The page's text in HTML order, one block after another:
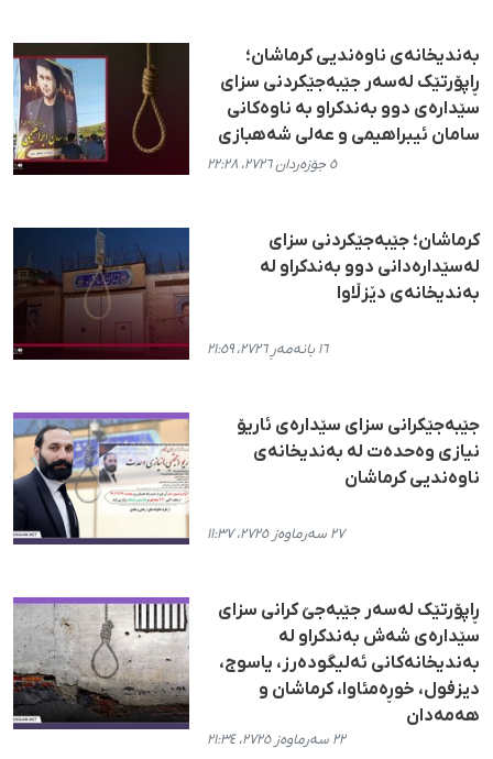
بەندیخانه‌ی ناوه‌ندیی کرماشان؛
ڕاپۆرتێک له‌سه‌ر جێبه‌جێکردنی سزای
سێداره‌ی دوو به‌ندکراو به ناوه‌کانی
سامان ئیبراهیمی و عه‌لی شه‌هبازی
٥ جۆزەردان ٢٧٢٦، ٢٢:٢٨
کرماشان؛ جێبەجێکردنی سزای
لەسێدارەدانی دوو بەندکراو لە
بەندیخانەی دێزڵاوا
١٦ بانەمەڕ ٢٧٢٦، ٢١:٥٩
جێبەجێکرانی سزای سێدارەی ئاریۆ
نیازی وەحدەت لە بەندیخانەی
ناوەندیی کرماشان
٢٧ سەرماوەز ٢٧٢٥، ١١:٣٧
ڕاپۆرتێک لەسەر جێبەجێ کرانی سزای
سێدارەی شەش بەندکراو لە
بەندیخانەکانی ئەلیگودەرز، یاسوج،
دیزفول، خوڕەمئاوا، کرماشان و
هەمەدان
٢٢ سەرماوەز ٢٧٢٥، ٢١:٣٤